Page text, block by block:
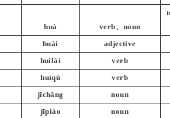
huà verb、noun
huài
adjective
huílái
verb
huíqù
verb
jīchǎng
noun
jīpiào
noun